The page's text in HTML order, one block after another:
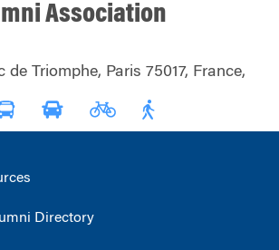
Association
de Triomphe, Paris 75017, France,
Directory